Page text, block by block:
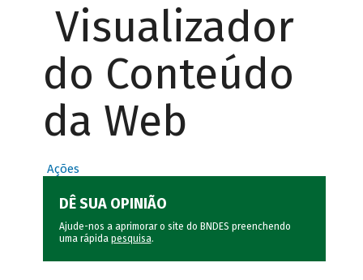
Visualizador
do Conteúdo
da Web
Ações
DÊ SUA OPINIÃO
Ajude-nos a aprimorar o site do BNDES preenchendo
uma rápida pesquisa.